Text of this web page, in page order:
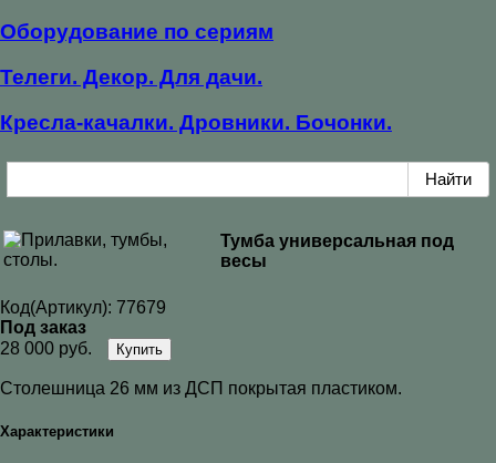
Оборудование по сериям
Телеги. Декор. Для дачи.
Кресла-качалки. Дровники. Бочонки.
Тумба универсальная под
весы
Код(Артикул): 77679
Под заказ
28 000 руб.
Купить
Столешница 26 мм из ДСП покрытая пластиком.
Характеристики